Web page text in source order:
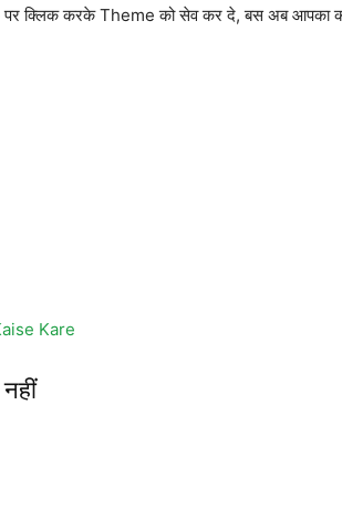
पर क्लिक करके Theme को सेव कर दे, बस अब आपका
Kare